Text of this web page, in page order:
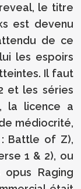
le titre
est devenu
de ce
les espoirs
Il faut
et les séries
la licence a
médiocrité,
Battle of Z),
1 & 2), ou
Raging